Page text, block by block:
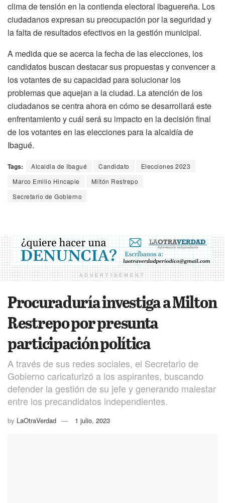
clima de tensión en la contienda electoral ibaguereña. Los
ciudadanos expresan su preocupación por la seguridad y
la falta de resultados efectivos en la gestión municipal.
A medida que se acerca la fecha de las elecciones, los
candidatos buscan destacar sus propuestas y convencer a
los votantes de su capacidad para solucionar los
problemas que aquejan a la ciudad. La atención de los
ciudadanos se centra ahora en cómo se desarrollará este
enfrentamiento y cuál será su impacto en la decisión final
de los votantes en las elecciones para la alcaldía de
Ibagué.
Tags: Alcaldia de Ibagué Candidato
Elecciones 2023
Marco Emilio Hincapie
Miltón Restrepo
Secretario de Gobierno
ADVERTISEMENT
Procuraduría investiga a Milton
Restrepo por presunta
participación política
A través de sus redes sociales, el Secretario de
Gobierno caricaturizó a los aspirantes, buscando
defender la gestión de su jefe y generando malestar
entre los precandidatos independientes.
by LaOtraVerdad 1 julio, 2023